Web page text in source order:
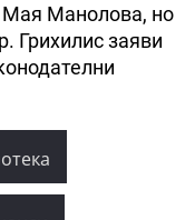
Мая Манолова, но
Грихилис заяви